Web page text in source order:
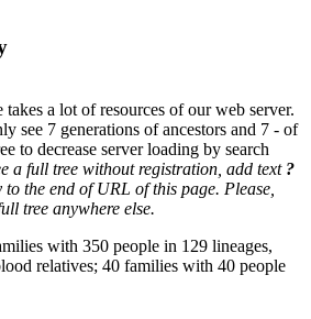
a lot of resources of our web server.
see 7 generations of ancestors and 7 - of
to decrease server loading by search
a full tree without registration, add text ?
to the end of URL of this page. Please,
tree anywhere else.
with 350 people in 129 lineages,
relatives; 40 families with 40 people